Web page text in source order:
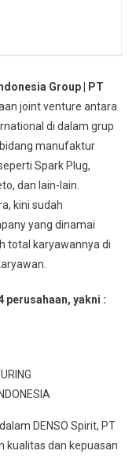
Group | PT
joint venture antara
di dalam grup
manufaktur
Spark Plug,
dan lain-lain.
kini sudah
yang dinamai
total karyawannya di
perusahaan, yakni :
DENSO Spirit, PT
kualitas dan kepuasan